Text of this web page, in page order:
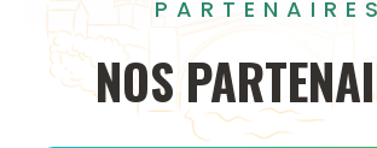
PARTENAIRES
NOS